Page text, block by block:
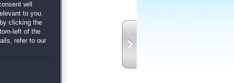
will
to you.
clicking the
left of the
refer to our